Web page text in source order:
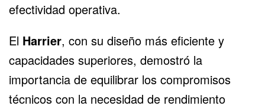
efectividad operativa.
El Harrier, con su diseño más eficiente y
capacidades superiores, demostró la
importancia de equilibrar los compromisos
técnicos con la necesidad de rendimiento